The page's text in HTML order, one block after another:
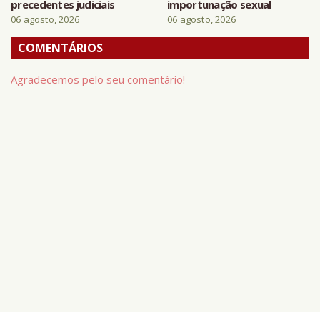
precedentes judiciais
06 agosto, 2026
importunação sexual
06 agosto, 2026
COMENTÁRIOS
Agradecemos pelo seu comentário!